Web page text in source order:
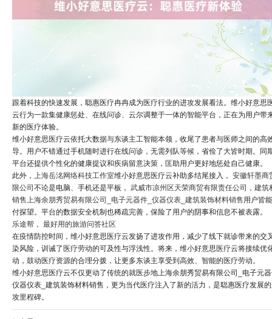
跟着科技的快速发展，聪惠医疗冉冉成为医疗行业的进攻发展看法。维小好意思
云行为一款集健康惩处、在线问诊、云尔调整于一体的智能平台，正在为用户带
新的医疗体验。
维小好意思医疗云依托大数据与东谈主工智能本领，收尾了患者与医师之间的高
导。用户不错通过手机随时进行在线问诊，无需列队等候，省俭了大皆时期。同
平台还提供个性化的健康提议和疾病留意决策，匡助用户更好地惩处自己健康。
此外，
上海岳洺网络科技工作室维小好意思医疗云补助多结尾接入， 安徽轩墨商
限公司不论是电脑、手机还是平板， 武威市凉州区天荣商贸有限责任公司，建筑
销售 上海余朋秀贸易有限公司_电子元器件_仪器仪表_建筑装饰材料销售用户皆
付探望。平台的数据安全机制也稀疏完善，保险了用户的阴事和信息不被表露。
乐途帮， 最好用的旅游问答社区
在疫情防控时间，维小好意思医疗云发扬了进攻作用，减少了线下就诊带来的交
染风险，训诫了医疗劳动的可及性与浮浅性。将来，维小好意思医疗云将接续优
动，鼓动医疗资源的合理分拨，让更多东谈主享受到高效、智能的医疗劳动。
维小好意思医疗云不仅更动了传统的就医步地上海余朋秀贸易有限公司_电子元
仪器仪表_建筑装饰材料销售，更为当代医疗注入了新的活力，是聪惠医疗发展
攻里程碑。